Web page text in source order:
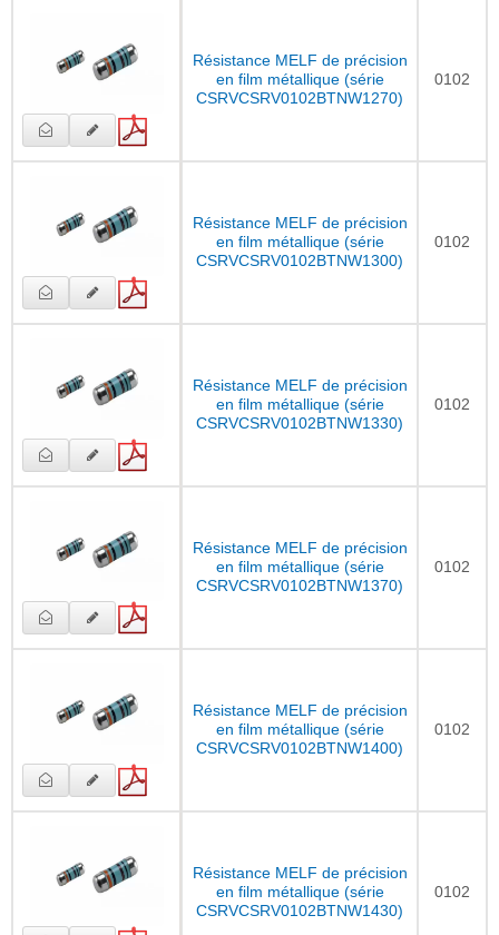
Résistance MELF de précision
en film métallique (série
CSRVCSRV0102BTNW1270)
0102
Résistance MELF de précision
en film métallique (série
CSRVCSRV0102BTNW1300)
0102
Résistance MELF de précision
en film métallique (série
CSRVCSRV0102BTNW1330)
0102
Résistance MELF de précision
en film métallique (série
CSRVCSRV0102BTNW1370)
0102
Résistance MELF de précision
en film métallique (série
CSRVCSRV0102BTNW1400)
0102
Résistance MELF de précision
en film métallique (série
CSRVCSRV0102BTNW1430)
0102